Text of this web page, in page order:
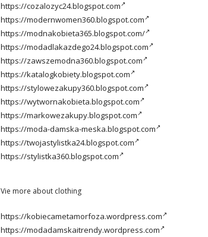
https://cozalozyc24.blogspot.com
https://modernwomen360.blogspot.com
https://modnakobieta365.blogspot.com/
https://modadlakazdego24.blogspot.com
https://zawszemodna360.blogspot.com
https://katalogkobiety.blogspot.com
https://stylowezakupy360.blogspot.com
https://wytwornakobieta.blogspot.com
https://markowezakupy.blogspot.com
https://moda-damska-meska.blogspot.com
https://twojastylistka24.blogspot.com
https://stylistka360.blogspot.com
Vie more about clothing
https://kobiecametamorfoza.wordpress.com
https://modadamskaitrendy.wordpress.com